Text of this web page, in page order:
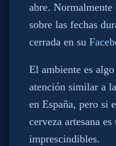
abre.
sobre las fechas
cerrada en su
El ambiente es
atención similar a
en España, pero si
cerveza artesana
imprescindibles.